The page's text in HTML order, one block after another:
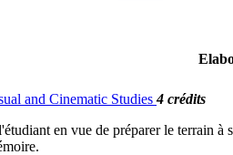
and Cinematic Studies4 crédits
en vue de préparer le terrain